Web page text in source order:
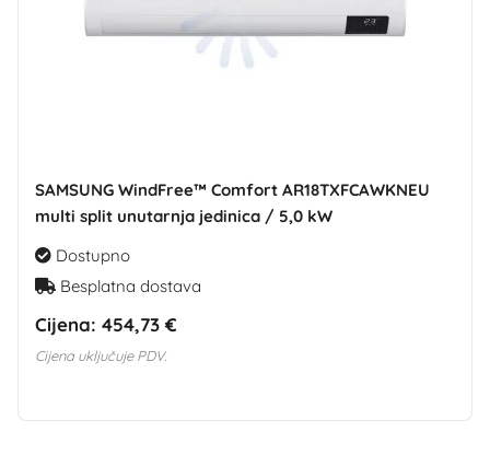
SAMSUNG WindFree™ Comfort AR18TXFCAWKNEU
multi split unutarnja jedinica / 5,0 kW
Dostupno
Besplatna dostava
Cijena: 454,73 €
Cijena uključuje PDV.